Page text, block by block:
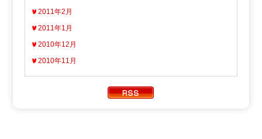
2011年2月
2011年1月
2010年12月
2010年11月